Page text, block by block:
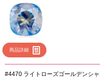
商品詳細
#4470 ライトローズゴールデンシャ